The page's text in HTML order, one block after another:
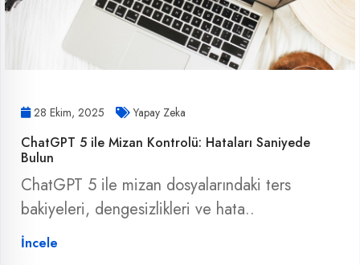
28 Ekim, 2025 Yapay Zeka
ChatGPT 5 ile Mizan Kontrolü: Hataları Saniyede
Bulun
ChatGPT 5 ile mizan dosyalarındaki ters
bakiyeleri, dengesizlikleri ve hata..
İncele